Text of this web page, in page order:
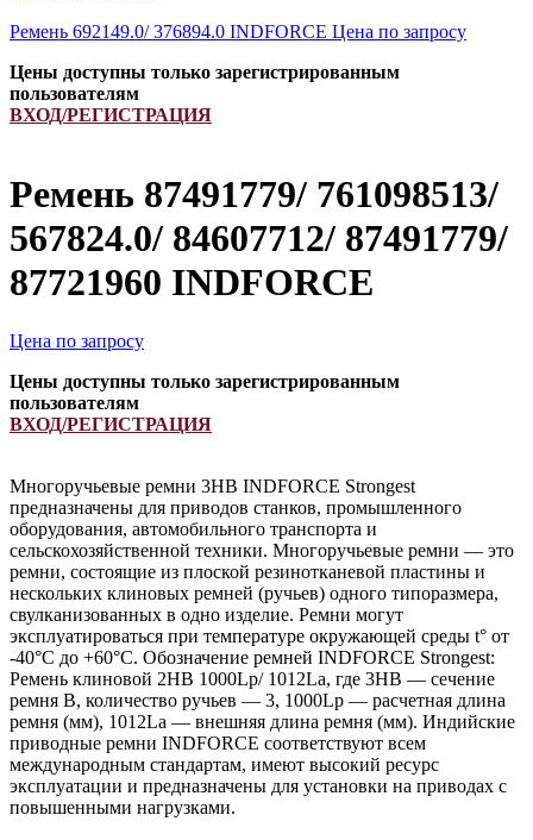
Ремень 692149.0/ 376894.0 INDFORCE Цена по запросу
Цены доступны только зарегистрированным
пользователям
ВХОД/РЕГИСТРАЦИЯ
Ремень 87491779/ 761098513/
567824.0/ 84607712/ 87491779/
87721960 INDFORCE
Цена по запросу
Цены доступны только зарегистрированным
пользователям
ВХОД/РЕГИСТРАЦИЯ
Многоручьевые ремни 3HB INDFORCE Strongest
предназначены для приводов станков, промышленного
оборудования, автомобильного транспорта и
сельскохозяйственной техники. Многоручьевые ремни — это
ремни, состоящие из плоской резинотканевой пластины и
нескольких клиновых ремней (ручьев) одного типоразмера,
свулканизованных в одно изделие. Ремни могут
эксплуатироваться при температуре окружающей среды t° от
-40°С до +60°С. Обозначение ремней INDFORCE Strongest:
Ремень клиновой 2HB 1000Lp/ 1012La, где 3HB — сечение
ремня B, количество ручьев — 3, 1000Lp — расчетная длина
ремня (мм), 1012La — внешняя длина ремня (мм). Индийские
приводные ремни INDFORCE соответствуют всем
международным стандартам, имеют высокий ресурс
эксплуатации и предназначены для установки на приводах с
повышенными нагрузками.